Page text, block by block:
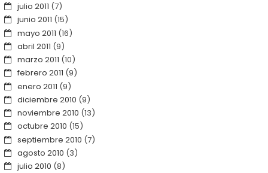
julio 2011 (7)
junio 2011 (15)
mayo 2011 (16)
abril 2011 (9)
marzo 2011 (10)
febrero 2011 (9)
enero 2011 (9)
diciembre 2010 (9)
noviembre 2010 (13)
octubre 2010 (15)
septiembre 2010 (7)
agosto 2010 (3)
julio 2010 (8)